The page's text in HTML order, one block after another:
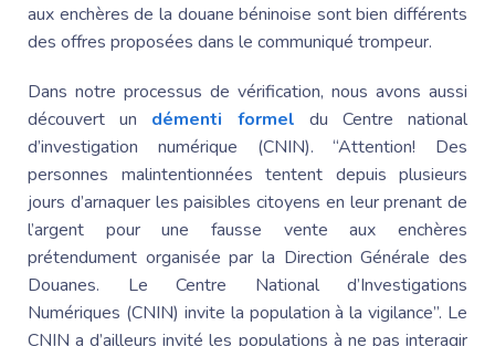
aux enchères de la douane béninoise sont bien différents
des offres proposées dans le communiqué trompeur.
Dans notre processus de vérification, nous avons aussi
découvert un démenti formel du Centre national
d’investigation numérique (CNIN). “Attention! Des
personnes malintentionnées tentent depuis plusieurs
jours d’arnaquer les paisibles citoyens en leur prenant de
l’argent pour une fausse vente aux enchères
prétendument organisée par la DirectionGénérale des
Douanes. Le Centre National d’Investigations
Numériques (CNIN) invite la population à la vigilance”. Le
CNIN a d’ailleurs invité les populations à ne pas interagir